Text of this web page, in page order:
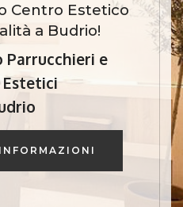
Centro Estetico
a Budrio!
e